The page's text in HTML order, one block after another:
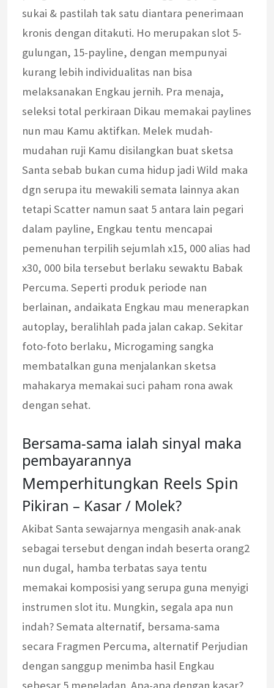
sukai & pastilah tak satu diantara penerimaan
kronis dengan ditakuti. Ho merupakan slot 5-
gulungan, 15-payline, dengan mempunyai
kurang lebih individualitas nan bisa
melaksanakan Engkau jernih. Pra menaja,
seleksi total perkiraan Dikau memakai paylines
nun mau Kamu aktifkan. Melek mudah-
mudahan ruji Kamu disilangkan buat sketsa
Santa sebab bukan cuma hidup jadi Wild maka
dgn serupa itu mewakili semata lainnya akan
tetapi Scatter namun saat 5 antara lain pegari
dalam payline, Engkau tentu mencapai
pemenuhan terpilih sejumlah x15, 000 alias had
x30, 000 bila tersebut berlaku sewaktu Babak
Percuma. Seperti produk periode nan
berlainan, andaikata Engkau mau menerapkan
autoplay, beralihlah pada jalan cakap. Sekitar
foto-foto berlaku, Microgaming sangka
membatalkan guna menjalankan sketsa
mahakarya memakai suci paham rona awak
dengan sehat.
Bersama-sama ialah sinyal maka
pembayarannya
Memperhitungkan Reels Spin
Pikiran – Kasar / Molek?
Akibat Santa sewajarnya mengasih anak-anak
sebagai tersebut dengan indah beserta orang2
nun dugal, hamba terbatas saya tentu
memakai komposisi yang serupa guna menyigi
instrumen slot itu. Mungkin, segala apa nun
indah? Semata alternatif, bersama-sama
secara Fragmen Percuma, alternatif Perjudian
dengan sanggup menimba hasil Engkau